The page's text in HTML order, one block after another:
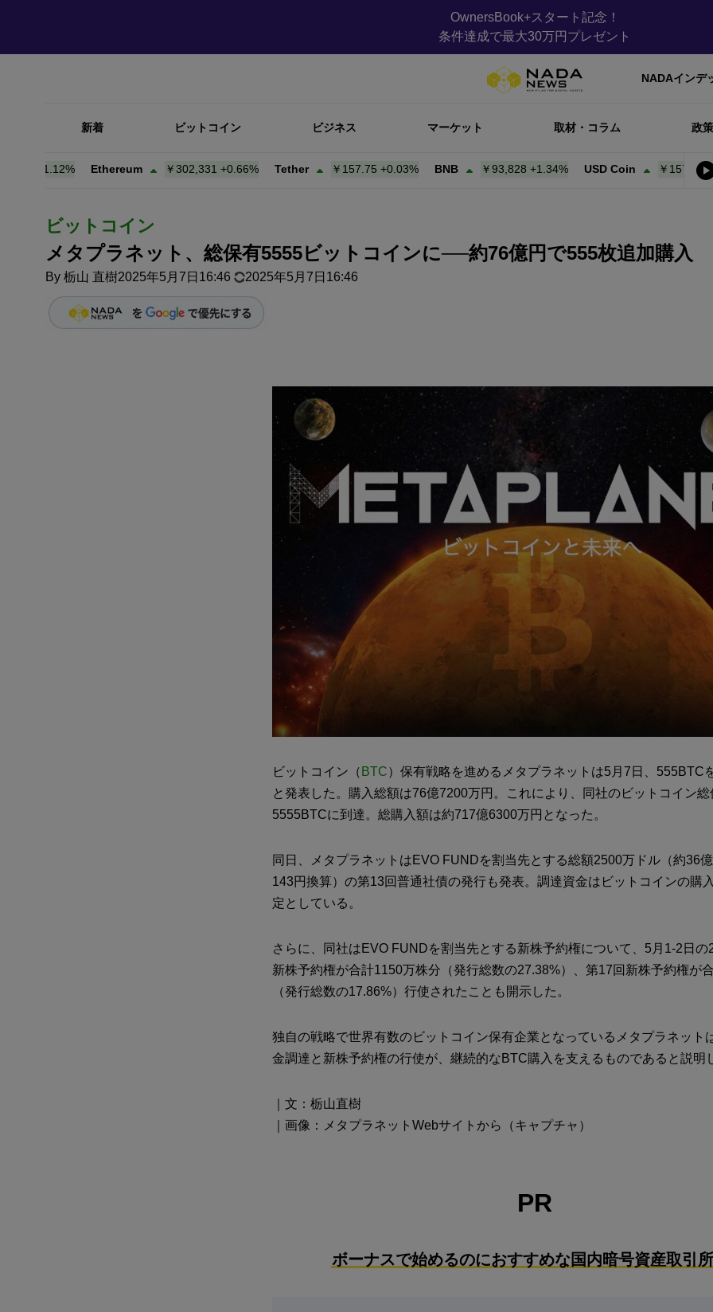
OwnersBook+スタート記念！
条件達成で最大30万円プレゼント
NADAインデ
新着 ビットコイン ビジネス マーケット 取材・コラム 政
Ethereum ￥302,330+0.66% Tether ￥157.75 +0.03% BNB ￥93,833+1.35% USD Coin ￥157.82 +0.00%
ビットコイン
メタプラネット、総保有5555ビットコインに──約76億円で555枚追加購入
By 栃山 直樹2025年5月7日16:46 2025年5月7日16:46
ビットコイン（ BTC）保有戦略を進めるメタプラネットは5月7日、555BTC
と発表した。購入総額は76億7200万円。これにより、同社のビットコイン
5555BTCに到達。総購入額は約717億6300万円となった。
同日、メタプラネットはEVO FUNDを割当先とする総額2500万ドル（約36
143円換算）の第13回普通社債の発行も発表。調達資金はビットコインの購
定としている。
さらに、同社はEVO FUNDを割当先とする新株予約権について、5月1-2日の
新株予約権が合計1150万株分（発行総数の27.38%）、第17回新株予約権が
（発行総数の17.86%）行使されたことも開示した。
独自の戦略で世界有数のビットコイン保有企業となっているメタプラネット
金調達と新株予約権の行使が、継続的なBTC購入を支えるものであると説明
｜文：栃山直樹
｜画像：メタプラネットWebサイトから（キャプチャ）
PR
ボーナスで始めるのにおすすめな国内暗号資産取引